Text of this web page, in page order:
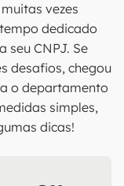
vezes
dedicado
seu CNPJ. Se
desafios, chegou
o departamento
simples,
dicas!